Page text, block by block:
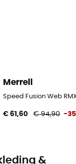
Merrell
Speed Fusion Web
€ 61,60 € 94,90 -
&